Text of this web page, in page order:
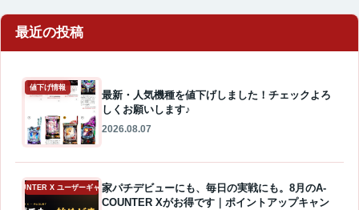
最近の投稿
値下げ情報
最新・人気機種を値下げしました！チェックよろ
しくお願いします♪
2026.08.07
A-COUNTER X ユーザーギャラリー家パチデビューにも、毎日の実戦にも。8月のA-
COUNTER Xがお得です｜ポイントアップキャン